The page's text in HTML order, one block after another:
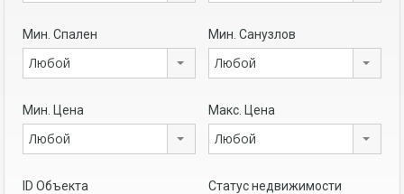
Мин. Спален
Любой
Мин. Санузлов
Любой
Мин. Цена
Любой
Макс. Цена
Любой
ID Объекта Статус недвижимости